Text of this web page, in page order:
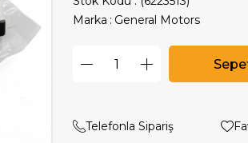
Marka : General Motors
Telefonla Sipariş